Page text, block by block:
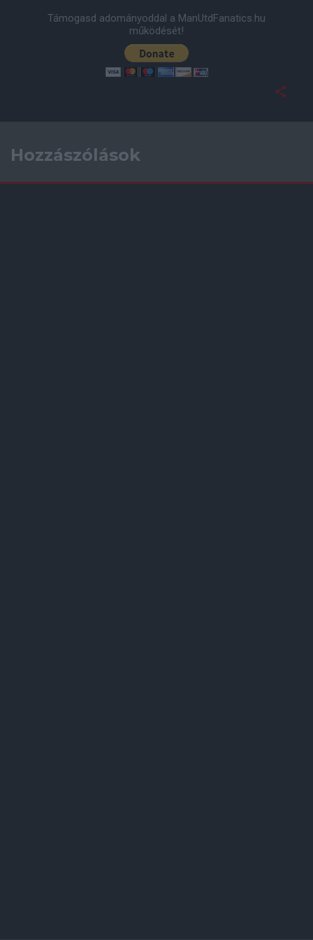
Támogasd adományoddal a ManUtdFanatics.hu
működését!
Hozzászólások